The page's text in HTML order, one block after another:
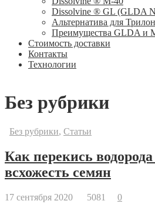
Dissolvine ® GL (GLDA
Альтернатива для
Преимущества GLDA и
Стоимость доставки
Контакты
Технологии
Без рубрики
Без рубрики, Статьи
Как перекись
всхожесть семян
17 сентября 2020 5081 0